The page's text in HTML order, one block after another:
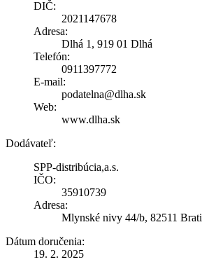
DIČ:
2021147678
Adresa:
Dlhá 1, 919 01 Dlhá
Telefón:
0911397772
E-mail:
podatelna@dlha.sk
Web:
www.dlha.sk
Dodávateľ:
SPP-distribúcia,a.s.
IČO:
35910739
Adresa:
Mlynské nivy 44/b, 82511
Dátum doručenia:
19. 2. 2025